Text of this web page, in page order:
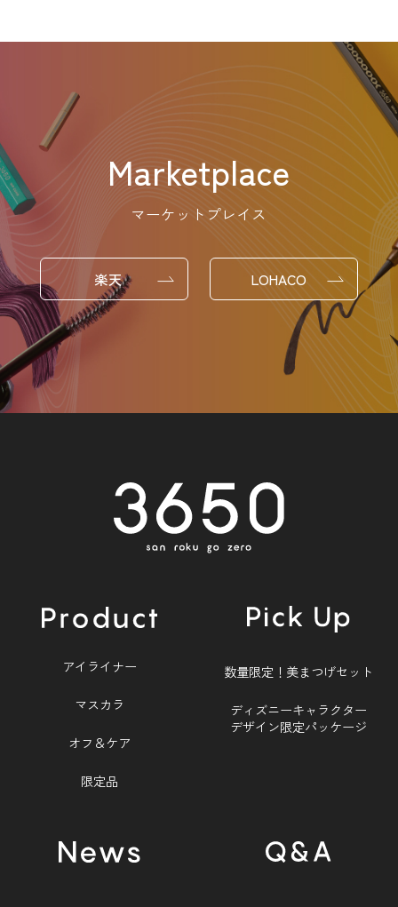
Marketplace
マーケットプレイス
楽天 LOHACO
アイライナー
マスカラ
オフ＆ケア
限定品
数量限定！美まつげセット
ディズニーキャラクター
デザイン限定パッケージ